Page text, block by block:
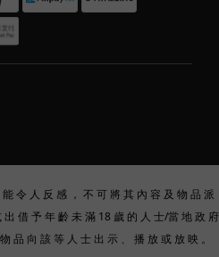
令 人 反 感 ， 不 可 將 其 內 容 及 物 品 派
借 予 年 齡 未 滿 18 歲 的 人 士/當 地 政 府
品 向 該 等 人 士 出 示 、 播 放 或 放 映 。